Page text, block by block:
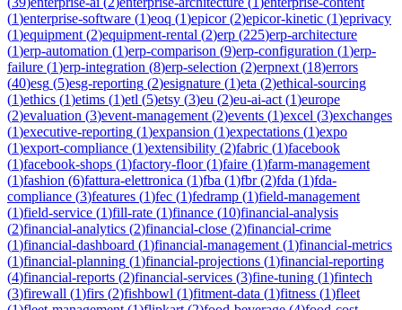
(1)enterprise-software (1)eoq (1)epicor(2)epicor-kinetic (1)eprivacy
(1)equipment (2)equipment-rental (2)erp (225)erp-architecture
(1)erp-automation (1)erp-comparison (9)erp-configuration (1)erp-
failure (1)erp-integration (8)erp-selection (2)erpnext (18)errors
(40)esg (5)esg-reporting (2)esignature (1)eta (2)ethical-sourcing
(1)ethics (1)etims (1)etl (5)etsy (3)eu (2)eu-ai-act (1)europe
(2)evaluation (3)event-management (2)events (1)excel (3)exchanges
(1)executive-reporting (1)expansion (1)expectations (1)expo
(1)export-compliance (1)extensibility (2)fabric (1)facebook
(1)facebook-shops (1)factory-floor(1)faire (1)farm-management
(1)fashion (6)fattura-elettronica (1)fba (1)fbr(2)fda (1)fda-
compliance (3)features (1)fec (1)fedramp (1)field-management
(1)field-service (1)fill-rate (1)finance (10)financial-analysis
(2)financial-analytics (2)financial-close (2)financial-crime
(1)financial-dashboard (1)financial-management (1)financial-metrics
(1)financial-planning (1)financial-projections (1)financial-reporting
(4)financial-reports (2)financial-services (3)fine-tuning (1)fintech
(3)firewall (1)firs (2)fishbowl (1)fitment-data (1)fitness (1)fleet